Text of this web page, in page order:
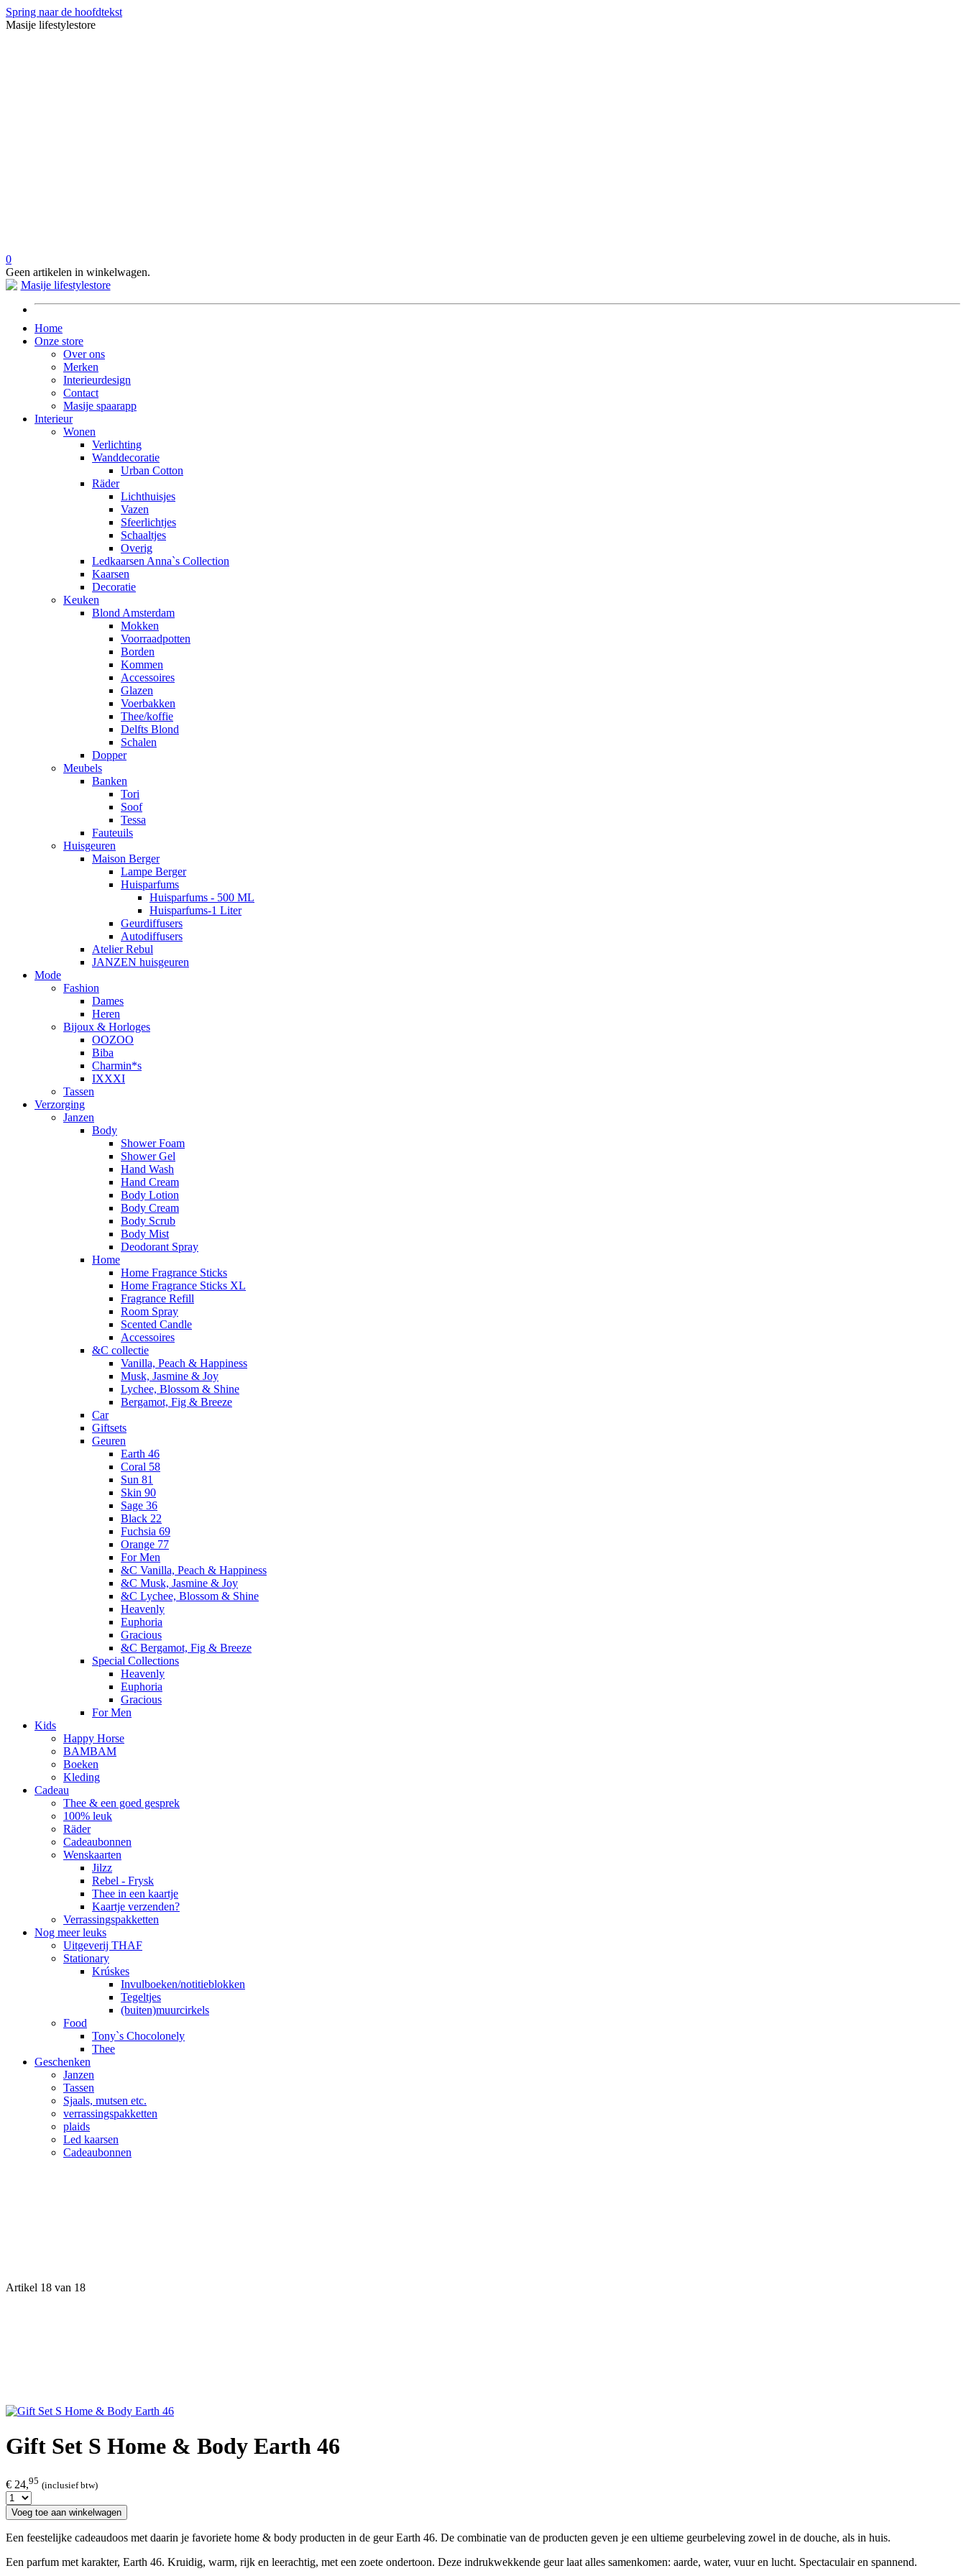
Spring naar de hoofdtekst
Masije lifestylestore
0
Geen artikelen in winkelwagen.
Home
Onze store
Over ons
Merken
Interieurdesign
Contact
Masije spaarapp
Interieur
Wonen
Verlichting
Wanddecoratie
Urban Cotton
Räder
Lichthuisjes
Vazen
Sfeerlichtjes
Schaaltjes
Overig
Ledkaarsen Anna`s Collection
Kaarsen
Decoratie
Keuken
Blond Amsterdam
Mokken
Voorraadpotten
Borden
Kommen
Accessoires
Glazen
Voerbakken
Thee/koffie
Delfts Blond
Schalen
Dopper
Meubels
Banken
Tori
Soof
Tessa
Fauteuils
Huisgeuren
Maison Berger
Lampe Berger
Huisparfums
Huisparfums - 500 ML
Huisparfums-1 Liter
Geurdiffusers
Autodiffusers
Atelier Rebul
JANZEN huisgeuren
Mode
Fashion
Dames
Heren
Bijoux & Horloges
OOZOO
Biba
Charmin*s
IXXXI
Tassen
Verzorging
Janzen
Body
Shower Foam
Shower Gel
Hand Wash
Hand Cream
Body Lotion
Body Cream
Body Scrub
Body Mist
Deodorant Spray
Home
Home Fragrance Sticks
Home Fragrance Sticks XL
Fragrance Refill
Room Spray
Scented Candle
Accessoires
&C collectie
Vanilla, Peach & Happiness
Musk, Jasmine & Joy
Lychee, Blossom & Shine
Bergamot, Fig & Breeze
Car
Giftsets
Geuren
Earth 46
Coral 58
Sun 81
Skin 90
Sage 36
Black 22
Fuchsia 69
Orange 77
For Men
&C Vanilla, Peach & Happiness
&C Musk, Jasmine & Joy
&C Lychee, Blossom & Shine
Heavenly
Euphoria
Gracious
&C Bergamot, Fig & Breeze
Special Collections
Heavenly
Euphoria
Gracious
For Men
Kids
Happy Horse
BAMBAM
Boeken
Kleding
Cadeau
Thee & een goed gesprek
100% leuk
Räder
Cadeaubonnen
Wenskaarten
Jilzz
Rebel - Frysk
Thee in een kaartje
Kaartje verzenden?
Verrassingspakketten
Nog meer leuks
Uitgeverij THAF
Stationary
Krúskes
Invulboeken/notitieblokken
Tegeltjes
(buiten)muurcirkels
Food
Tony`s Chocolonely
Thee
Geschenken
Janzen
Tassen
Sjaals, mutsen etc.
verrassingspakketten
plaids
Led kaarsen
Cadeaubonnen
Artikel 18 van 18
Gift Set S Home & Body Earth 46
€ 24,95 (inclusief btw)
Voeg toe aan winkelwagen
Een feestelijke cadeaudoos met daarin je favoriete home & body producten in de geur Earth 46. De combinatie van de producten geven je een ultieme geurbeleving zowel in de douche, als in huis.
Een parfum met karakter, Earth 46. Kruidig, warm, rijk en leerachtig, met een zoete ondertoon. Deze indrukwekkende geur laat alles samenkomen: aarde, water, vuur en lucht. Spectaculair en spannend.